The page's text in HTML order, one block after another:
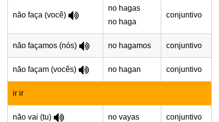
não faça (você)
no hagas
no haga
conjuntivo
não façamos (nós) no hagamos conjuntivo
não façam (vocês) no hagan conjuntivo
ir ir
não vai (tu) no vayas conjuntivo